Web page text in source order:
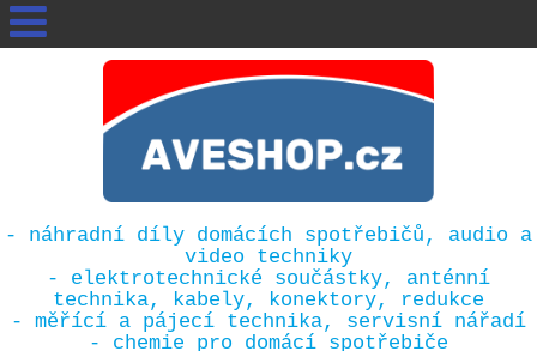
- náhradní díly domácích spotřebičů, audio a
video techniky
- elektrotechnické součástky, anténní
technika, kabely, konektory, redukce
- měřící a pájecí technika, servisní nářadí
- chemie pro domácí spotřebiče